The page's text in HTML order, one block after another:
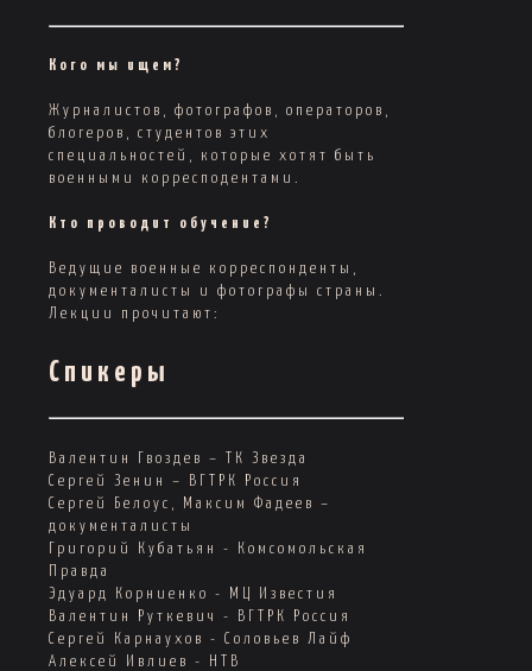
Кого мы ищем?
Журналистов, фотографов, операторов,
блогеров, студентов этих
специальностей, которые хотят быть
военными корресподентами.
Кто проводит обучение?
Ведущие военные корреспонденты,
документалисты и фотографы страны.
Лекции прочитают:
Спикеры
Валентин Гвоздев – ТК Звезда
Сергей Зенин – ВГТРК Россия
Сергей Белоус, Максим Фадеев –
документалисты
Григорий Кубатьян - Комсомольская
Правда
Эдуард Корниенко - МЦ Известия
Валентин Руткевич - ВГТРК Россия
Сергей Карнаухов - Соловьев Лайф
Алексей Ивлиев - НТВ